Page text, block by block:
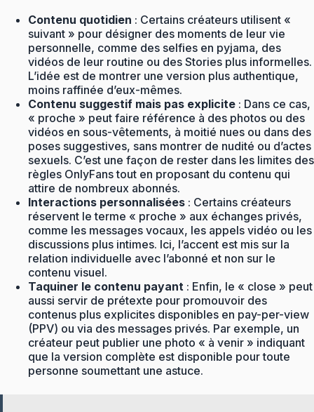
Contenu quotidien : Certains créateurs utilisent «
suivant » pour désigner des moments de leur vie
personnelle, comme des selfies en pyjama, des
vidéos de leur routine ou des Stories plus informelles.
L’idée est de montrer une version plus authentique,
moins raffinée d’eux-mêmes.
Contenu suggestif mais pas explicite : Dans ce cas,
« proche » peut faire référence à des photos ou des
vidéos en sous-vêtements, à moitié nues ou dans des
poses suggestives, sans montrer de nudité ou d’actes
sexuels. C’est une façon de rester dans les limites des
règles OnlyFans tout en proposant du contenu qui
attire de nombreux abonnés.
Interactions personnalisées : Certains créateurs
réservent le terme « proche » aux échanges privés,
comme les messages vocaux, les appels vidéo ou les
discussions plus intimes. Ici, l’accent est mis sur la
relation individuelle avec l’abonné et non sur le
contenu visuel.
Taquiner le contenu payant : Enfin, le « close » peut
aussi servir de prétexte pour promouvoir des
contenus plus explicites disponibles en pay-per-view
(PPV) ou via des messages privés. Par exemple, un
créateur peut publier une photo « à venir » indiquant
que la version complète est disponible pour toute
personne soumettant une astuce.